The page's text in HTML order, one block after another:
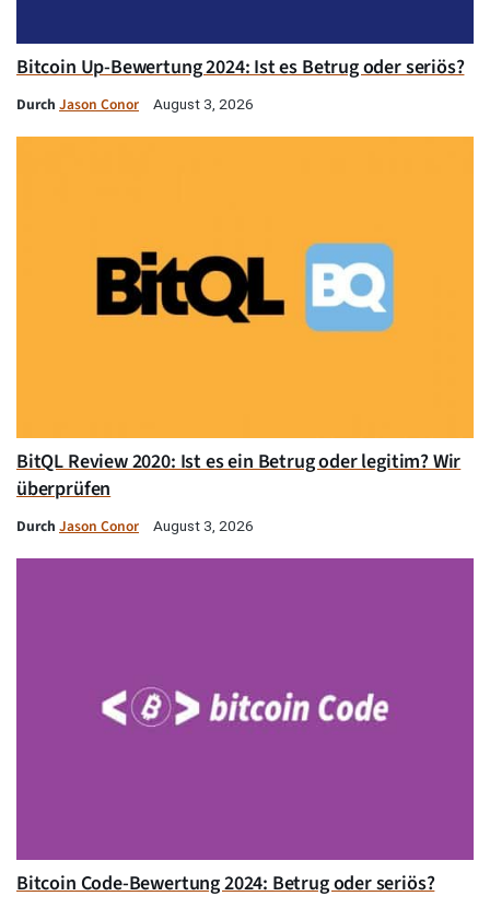
Bitcoin Up-Bewertung 2024: Ist es Betrug oder seriös?
Durch Jason Conor August 3, 2026
BitQL Review 2020: Ist es ein Betrug oder legitim? Wir
überprüfen
Durch Jason Conor August 3, 2026
Bitcoin Code-Bewertung 2024: Betrug oder seriös?